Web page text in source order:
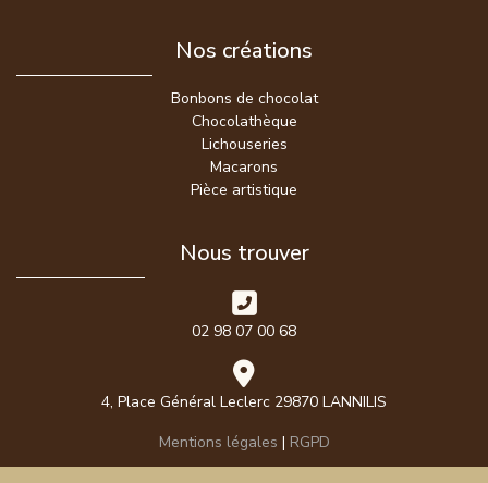
Nos créations
Bonbons de chocolat
Chocolathèque
Lichouseries
Macarons
Pièce artistique
Nous trouver
02 98 07 00 68
4, Place Général Leclerc 29870 LANNILIS
Mentions légales | RGPD